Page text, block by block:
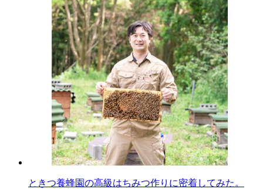
ときつ養蜂園の高級はちみつ作りに密着してみた。